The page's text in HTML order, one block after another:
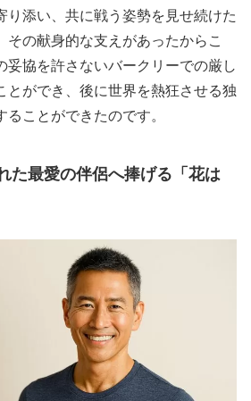
り添い、共に戦う姿勢を見せ続けた
その献身的な支えがあったからこ
妥協を許さないバークリーでの厳し
とができ、後に世界を熱狂させる独
ことができたのです。
た最愛の伴侶へ捧げる「花は